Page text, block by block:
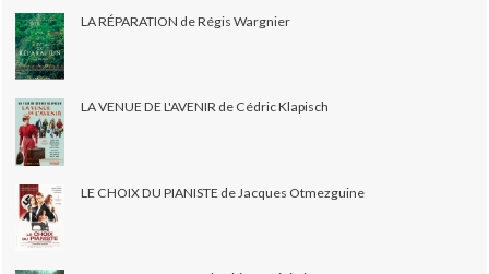
LA RÉPARATION de Régis Wargnier
LA VENUE DE L'AVENIR de Cédric Klapisch
LE CHOIX DU PIANISTE de Jacques Otmezguine